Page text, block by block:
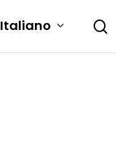
Italiano